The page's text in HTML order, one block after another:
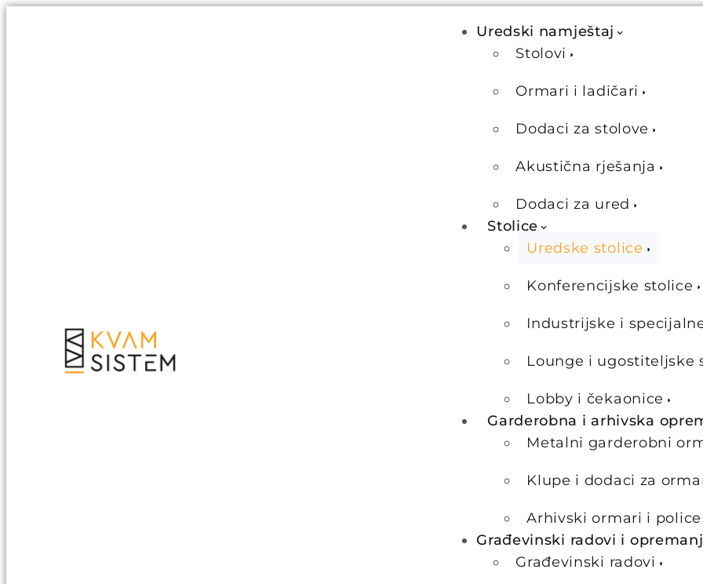
Uredski namještaj
Stolovi
Ormari i ladičari
Dodaci za stolove
Akustična rješanja
Dodaci za ured
Stolice
Uredske stolice
Konferencijske stolice
Industrijske i
Lounge i ugostiteljske
Lobby i čekaonice
Garderobna i arhivska
Metalni garderobni
Klupe i dodaci za
Arhivski ormari i police
Građevinski radovi i
Građevinski radovi